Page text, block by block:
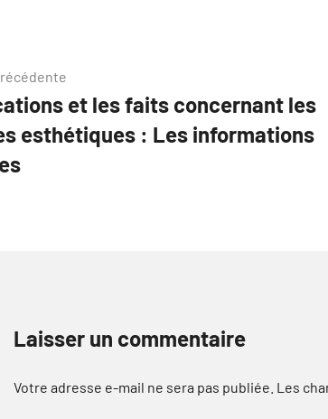
et les faits concernant les
esthétiques : Les informations
Laisser un commentaire
Votre adresse e-mail ne sera pas publiée. Les